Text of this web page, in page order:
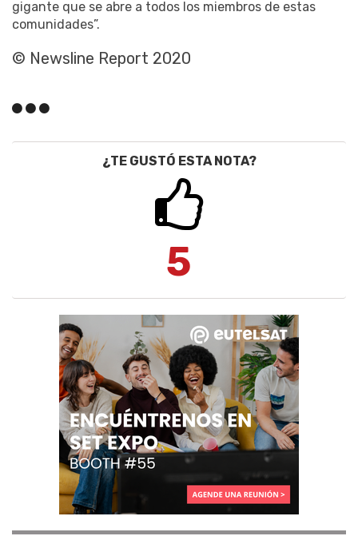
gigante que se abre a todos los miembros de estas
comunidades”.
© Newsline Report 2020
¿TE GUSTÓ ESTA NOTA?
5